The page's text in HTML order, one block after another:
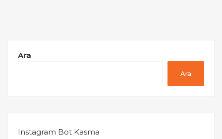
Ara
Ara
Instagram Bot Kasma